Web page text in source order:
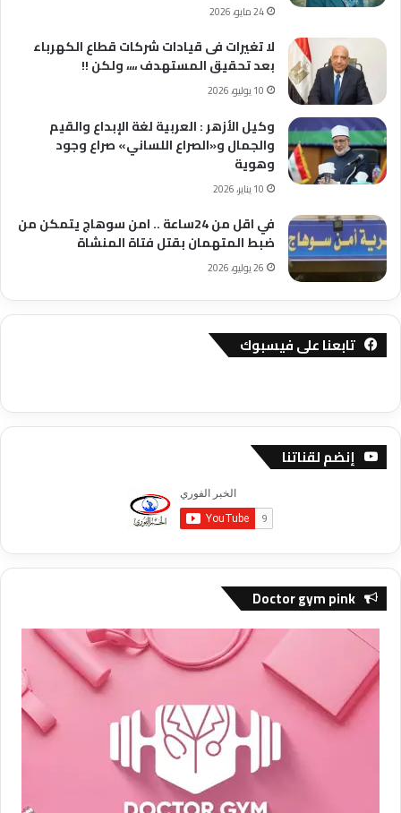
24 مايو، 2026
لا تغيرات فى قيادات شركات قطاع الكهرباء
بعد تحقيق المستهدف ،،،، ولكن !!
10 يوليو، 2026
وكيل الأزهر : العربية لغة الإبداع والقيم
والجمال و«الصراع اللساني» صراع وجود
وهوية
10 يناير، 2026
في اقل من 24ساعة .. امن سوهاج يتمكن من
ضبط المتهمان بقتل فتاة المنشاة
26 يوليو، 2026
تابعنا على فيسبوك
إنضم لقناتنا
Doctor gym pink